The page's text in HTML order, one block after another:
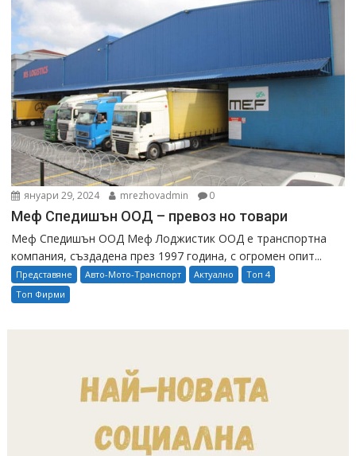
януари 29, 2024 mrezhovadmin 0
Меф Спедишън ООД – превоз но товари
Меф Спедишън ООД Меф Лоджистик ООД е транспортна
компания, създадена през 1997 година, с огромен опит...
Представяне Авто-Мото-Транспорт Актуално
Топ 4
Топ Фирми